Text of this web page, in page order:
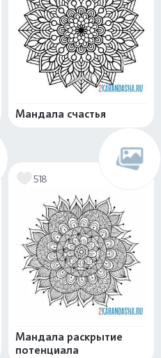
Мандала счастья
518
Мандала раскрытие
потенциала